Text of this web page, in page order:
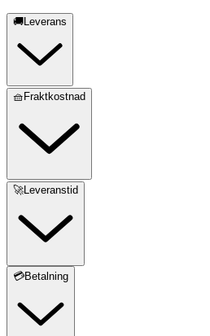
🚚Leverans
🧺Fraktkostnad
🚀Leveranstid
💳Betalning